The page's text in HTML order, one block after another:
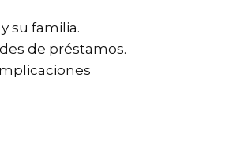
su familia.
de préstamos.